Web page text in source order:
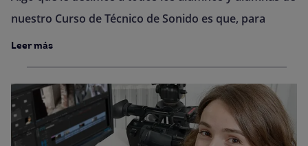
nuestro Curso de Técnico de Sonido es que, para
Leer más